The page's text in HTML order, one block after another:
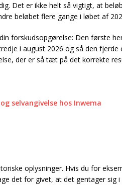
Det er ikke helt så vigtigt, at
beløbet flere gange i løbet af
forskudsopgørelse: Den første
i august 2026 og så den fjerde
der er så tæt på det korrekte
selvangivelse hos Inwema
oplysninger. Hvis du for
det for givet, at det gentager sig i